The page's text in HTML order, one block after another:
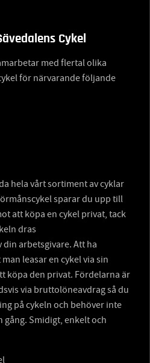
Cykel
med flertal olika
för närvarande följande
hela vårt sortiment av cyklar
sparar du upp till
att köpa en cykel privat, tack
dras
din arbetsgivare. Att ha
leasar en cykel via sin
köpa den privat. Fördelarna är
via bruttolöneavdrag så du
på cykeln och behöver inte
gång. Smidigt, enkelt och